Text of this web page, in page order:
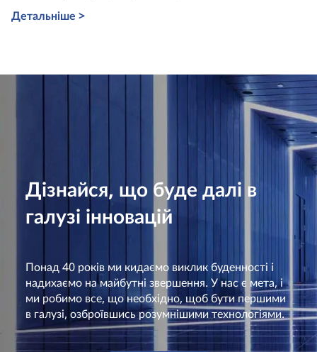
Детальніше >
Дізнайся, що буде далі в
галузі інновацій
Понад 40 років ми кидаємо виклик буденності і
надихаємо на майбутні звершення. У нас є мета, і
ми робимо все, що необхідно, щоб бути першими
в галузі, озброївшись розумнішими технологіями.